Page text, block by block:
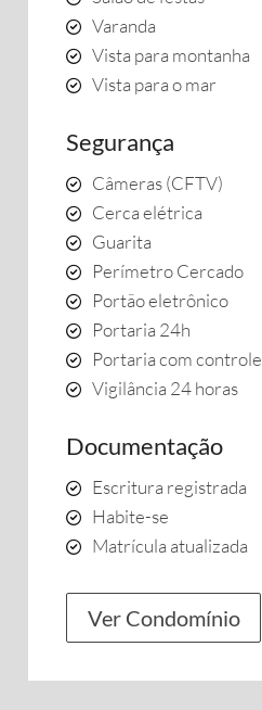
Varanda
Vista para montanha
Vista para o mar
Segurança
Câmeras (CFTV)
Cerca elétrica
Guarita
Perímetro Cercado
Portão eletrônico
Portaria 24h
Portaria com controle
Vigilância 24 horas
Documentação
Escritura registrada
Habite-se
Matrícula atualizada
Ver Condomínio